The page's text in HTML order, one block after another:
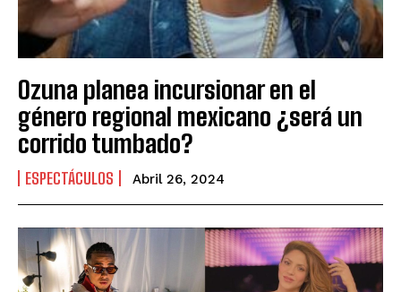
Ozuna planea incursionar en el
género regional mexicano ¿será un
corrido tumbado?
ESPECTÁCULOS Abril 26, 2024